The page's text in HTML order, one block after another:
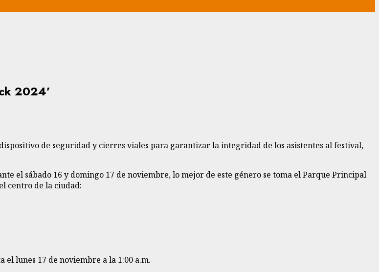
2024’
de seguridad y cierres viales para garantizar la integridad de los asistentes al festival,
el sábado 16 y domingo 17 de noviembre, lo mejor de este género se toma el Parque Principal
centro de la ciudad:
el lunes 17 de noviembre a la 1:00 a.m.